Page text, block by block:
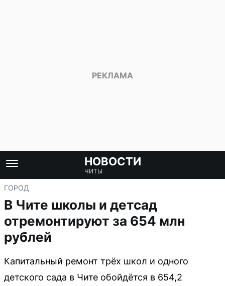
НОВОСТИ
ЧИТЫ
ГОРОД
В Чите школы и детсад
отремонтируют за 654 млн
рублей
Капитальный ремонт трёх школ и одного
детского сада в Чите обойдётся в 654,2